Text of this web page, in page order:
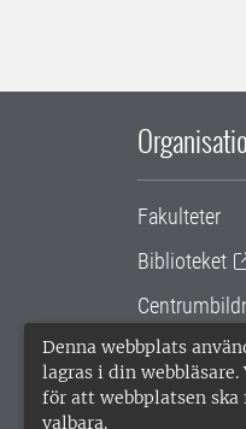
Denna webbplats
lagras i din webbläsare.
för att webbplatsen ska
valbara.
Fakulteter
Biblioteket